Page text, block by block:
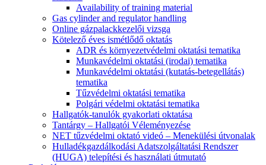
Availability of training material
Gas cylinder and regulator handling
Online gázpalackkezelői vizsga
Kötelező éves ismétlődő oktatás
ADR és környezetvédelmi oktatási tematika
Munkavédelmi oktatási (irodai) tematika
Munkavédelmi oktatási (kutatás-betegellátás)
tematika
Tűzvédelmi oktatási tematika
Polgári védelmi oktatási tematika
Hallgatók-tanulók gyakorlati oktatása
Tantárgy – Hallgatói Véleményezése
NET tűzvédelmi oktató videó – Menekülési útvonalak
Hulladékgazdálkodási Adatszolgáltatási Rendszer
(HUGA) telepítési és használati útmutató